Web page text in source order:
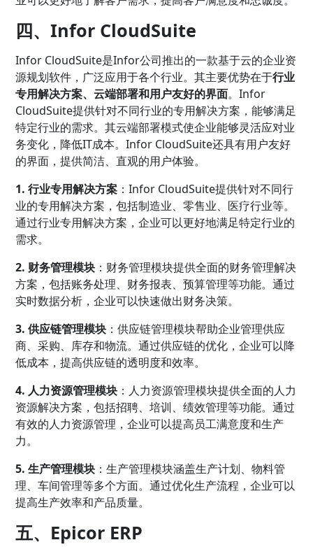
四、Infor CloudSuite
Infor CloudSuite是Infor公司推出的一款基于云的企业资
源规划软件，广泛应用于各个行业。其主要优势在于行业
专用解决方案、云端部署和用户友好的界面。Infor
CloudSuite提供针对不同行业的专用解决方案，能够满足
特定行业的需求。其云端部署模式使企业能够灵活应对业
务变化，降低IT成本。Infor CloudSuite还具有用户友好
的界面，提供简洁、直观的用户体验。
1. 行业专用解决方案 ：Infor CloudSuite提供针对不同行
业的专用解决方案，包括制造业、零售业、医疗行业等。
通过行业专用解决方案，企业可以更好地满足特定行业的
需求。
2. 财务管理模块 ：财务管理模块提供全面的财务管理解决
方案，包括账务处理、财务报表、预算管理等功能。通过
实时数据分析，企业可以快速做出财务决策。
3. 供应链管理模块 ：供应链管理模块帮助企业管理供应
商、采购、库存和物流。通过供应链的优化，企业可以降
低成本，提高供应链的透明度和效率。
4. 人力资源管理模块 ：人力资源管理模块提供全面的人力
资源解决方案，包括招聘、培训、绩效管理等功能。通过
有效的人力资源管理，企业可以提高员工满意度和生产
力。
5. 生产管理模块 ：生产管理模块涵盖生产计划、物料管
理、车间管理等多个方面。通过优化生产流程，企业可以
提高生产效率和产品质量。
五、Epicor ERP